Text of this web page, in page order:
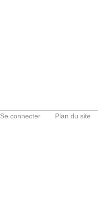
Se connecter Plan du site